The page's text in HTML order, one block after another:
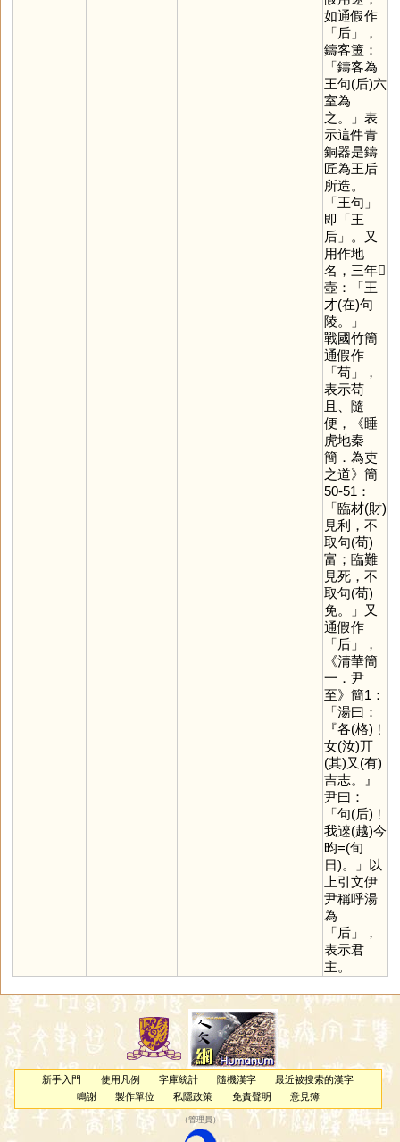
如通假作
「后」，
鑄客簠：
「鑄客為
王句(后)六
室為
之。」表
示這件青
銅器是鑄
匠為王后
所造。
「王句」
即「王
后」。又
用作地
名，三年𤼈
壺：「王
才(在)句
陵。」
戰國竹簡
通假作
「苟」，
表示苟
且、隨
便，《睡
虎地秦
簡．為吏
之道》簡
50-51：
「臨材(財)
見利，不
取句(苟)
富；臨難
見死，不
取句(苟)
免。」又
通假作
「后」，
《清華簡
一．尹
至》簡1：
「湯曰：
『各(格)﹗
女(汝)丌
(其)又(有)
吉志。』
尹曰：
「句(后)﹗
我逨(越)今
昀=(旬
日)。」以
上引文伊
尹稱呼湯
為
「后」，
表示君
主。
新手入門 使用凡例 字庫統計 隨機漢字
最近被搜索的漢字
鳴謝
製作單位 私隱政策 免責聲明 意見簿
（管理員 ）